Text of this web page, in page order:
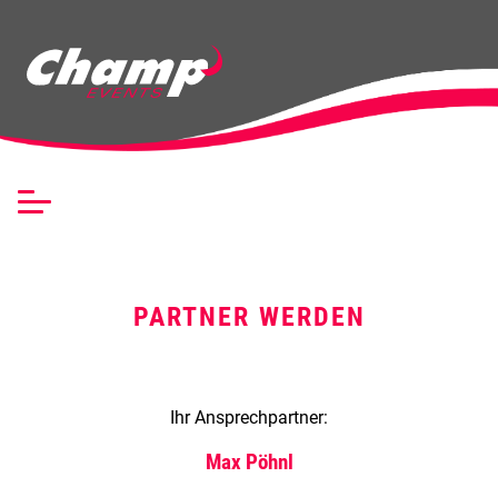
PARTNER WERDEN
Ihr Ansprechpartner:
Max Pöhnl